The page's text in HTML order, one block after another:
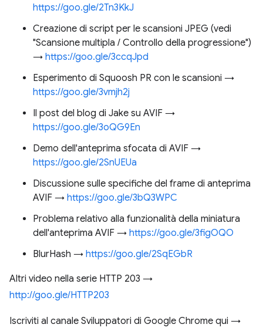
https://goo.gle/2Tn3KkJ
Creazione di script per le scansioni JPEG (vedi
"Scansione multipla / Controllo della progressione")
→ https://goo.gle/3ccqJpd
Esperimento di Squoosh PR con le scansioni →
https://goo.gle/3vmjh2j
Il post del blog di Jake su AVIF →
https://goo.gle/3oQG9En
Demo dell'anteprima sfocata di AVIF →
https://goo.gle/2SnUEUa
Discussione sulle specifiche del frame di anteprima
AVIF → https://goo.gle/3bQ3WPC
Problema relativo alla funzionalità della miniatura
dell'anteprima AVIF → https://goo.gle/3figOQO
BlurHash → https://goo.gle/2SqEGbR
Altri video nella serie HTTP 203 →
http://goo.gle/HTTP203
Iscriviti al canale Sviluppatori di Google Chrome qui →